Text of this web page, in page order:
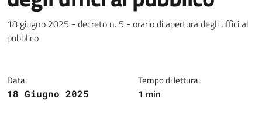
Dettagli della notizia
18 giugno 2025 - decreto n. 5 - orario di apertura degli uffici al
pubblico
Data:
18 Giugno 2025
Tempo di lettura:
1 min